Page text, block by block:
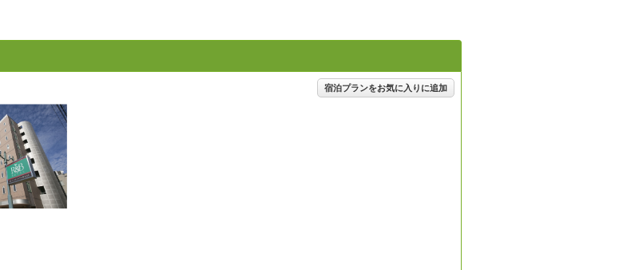
宿泊プランをお気に入りに追加